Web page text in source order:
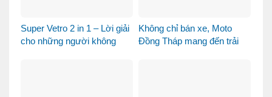
Super Vetro 2 in 1 – Lời giải
cho những người không
Không chỉ bán xe, Moto
Đồng Tháp mang đến trải